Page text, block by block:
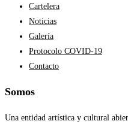
Cartelera
Noticias
Galería
Protocolo COVID-19
Contacto
Somos
Una entidad artística y cultural